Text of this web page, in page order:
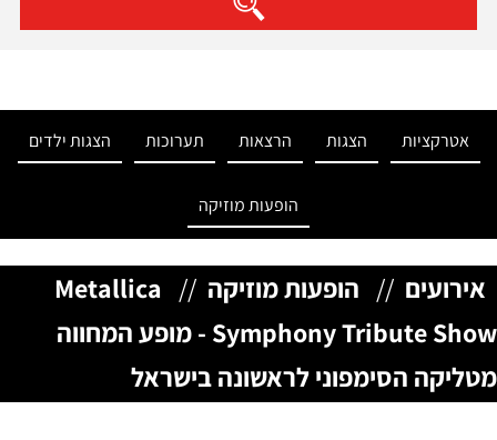
אטרקציות הצגות הרצאות תערוכות הצגות ילדים
הופעות מוזיקה
אירועים // הופעות מוזיקה //
Metallica
Symphony Tribute Show - מופע המחווה
מטליקה הסימפוני לראשונה בישראל